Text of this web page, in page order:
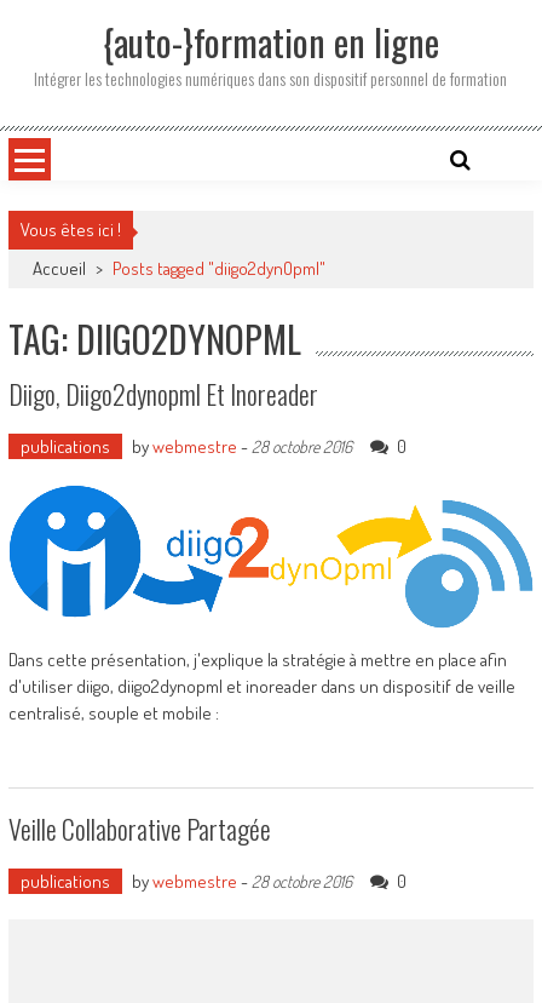
{auto-}formation en ligne
Intégrer les technologies numériques dans son dispositif personnel de formation
Vous êtes ici !
Accueil > Posts tagged "diigo2dynOpml"
TAG: DIIGO2DYNOPML
Diigo, Diigo2dynopml Et Inoreader
publications bywebmestre - 28 octobre 2016 0
Dans cette présentation, j'explique la stratégie à mettre en place afin
d'utiliser diigo, diigo2dynopml et inoreader dans un dispositif de veille
centralisé, souple et mobile :
Veille Collaborative Partagée
publications bywebmestre - 28 octobre 2016 0